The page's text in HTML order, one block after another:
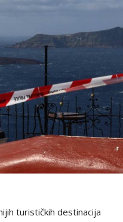
turističkih destinacija